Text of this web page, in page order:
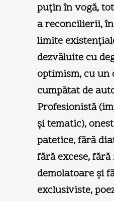
puţin în vogă,
a reconcilierii,
limite
dezvăluite cu
optimism, cu un
cumpătat de
Profesionistă
şi tematic),
patetice, fără
fără excese,
demolatoare şi
exclusiviste,